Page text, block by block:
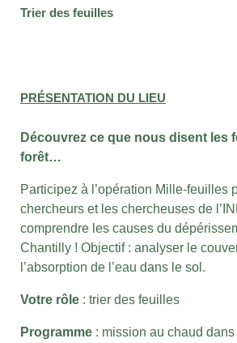
Trier des feuilles
PRÉSENTATION DU LIEU
Découvrez ce que nous disent les
forêt…
Participez à l’opération Mille-feuilles
chercheurs et les chercheuses de
comprendre les causes du
Chantilly ! Objectif : analyser le
l’absorption de l’eau dans le sol.
Votre rôle : trier des feuilles
Programme : mission au chaud